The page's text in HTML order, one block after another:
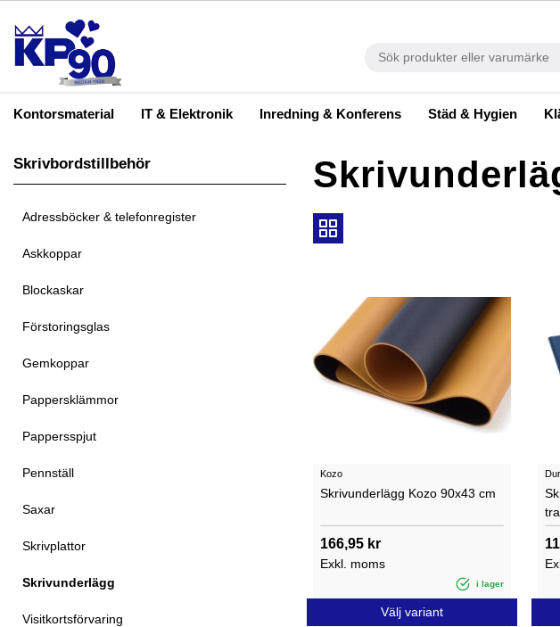
Kontorsmaterial IT & Elektronik Inredning & Konferens Städ & Hygien
Skrivbordstillbehör
Adressböcker & telefonregister
Askkoppar
Blockaskar
Förstoringsglas
Gemkoppar
Pappersklämmor
Pappersspjut
Pennställ
Saxar
Skrivplattor
Skrivunderlägg
Visitkortsförvaring
Kozo
Skrivunderlägg Kozo 90x43 cm
166,95 kr
Exkl. moms
i lager
Välj variant